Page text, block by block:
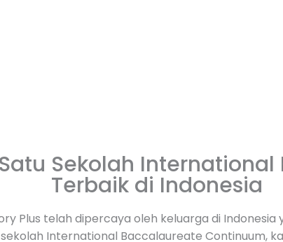
Sekolah
Terbaik di Indonesia
Plus telah dipercaya oleh keluarga di
International Baccalaureate Continuum,